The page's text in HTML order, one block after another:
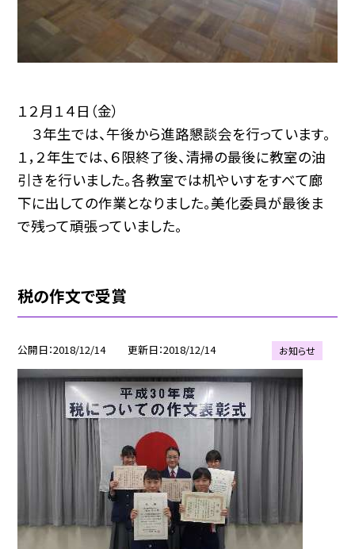
１２月１４日（金）
３年生では、午後から進路懇談会を行っています。
１，２年生では、６限終了後、清掃の最後に教室の油
引きを行いました。各教室では机やいすをすべて廊
下に出しての作業となりました。美化委員が最後ま
で残って頑張っていました。
税の作文で受賞
公開日 2018/12/14 更新日 2018/12/14 お知らせ